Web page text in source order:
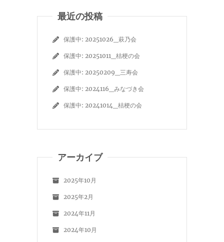
最近の投稿
保護中: 20251026_萩乃会
保護中: 20251011_桔梗の会
保護中: 20250209_三寿会
保護中: 2024116_みなづき会
保護中: 20241014_桔梗の会
アーカイブ
2025年10月
2025年2月
2024年11月
2024年10月